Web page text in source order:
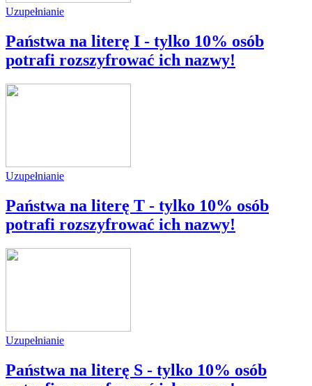
Uzupełnianie
Państwa na literę I - tylko 10% osób
potrafi rozszyfrować ich nazwy!
Uzupełnianie
Państwa na literę T - tylko 10% osób
potrafi rozszyfrować ich nazwy!
Uzupełnianie
Państwa na literę S - tylko 10% osób